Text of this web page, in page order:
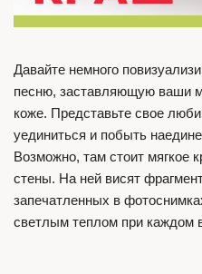
Давайте немного
песню, заставляющую ваши
коже. Представьте свое
уединиться и побыть
Возможно, там стоит мягкое
стены. На ней висят
запечатленных в
светлым теплом при каждом